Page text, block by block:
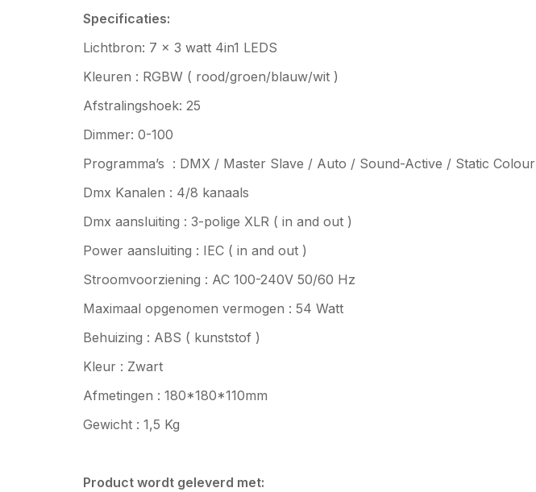
Specificaties:
Lichtbron: 7 x 3 watt 4in1 LEDS
Kleuren : RGBW ( rood/groen/blauw/wit )
Afstralingshoek: 25
Dimmer: 0-100
Programma’s : DMX / Master Slave / Auto / Sound-Active / Static Colour
Dmx Kanalen : 4/8 kanaals
Dmx aansluiting : 3-polige XLR ( in and out )
Power aansluiting : IEC ( in and out )
Stroomvoorziening : AC 100-240V 50/60 Hz
Maximaal opgenomen vermogen : 54 Watt
Behuizing : ABS ( kunststof )
Kleur : Zwart
Afmetingen : 180*180*110mm
Gewicht : 1,5 Kg
Product wordt geleverd met: